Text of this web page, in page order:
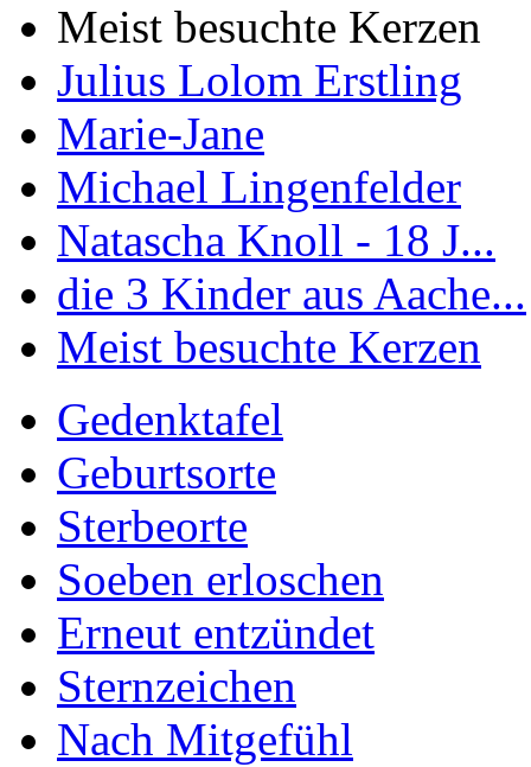
Meist besuchte Kerzen
Julius Lolom Erstling
Marie-Jane
Michael Lingenfelder
Natascha Knoll - 18 J...
die 3 Kinder aus Aache...
Meist besuchte Kerzen
Gedenktafel
Geburtsorte
Sterbeorte
Soeben erloschen
Erneut entzündet
Sternzeichen
Nach Mitgefühl